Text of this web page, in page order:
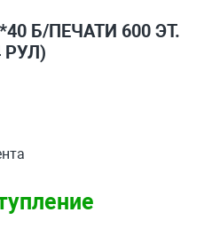
Б/ПЕЧАТИ 600 ЭТ.
РУЛ)